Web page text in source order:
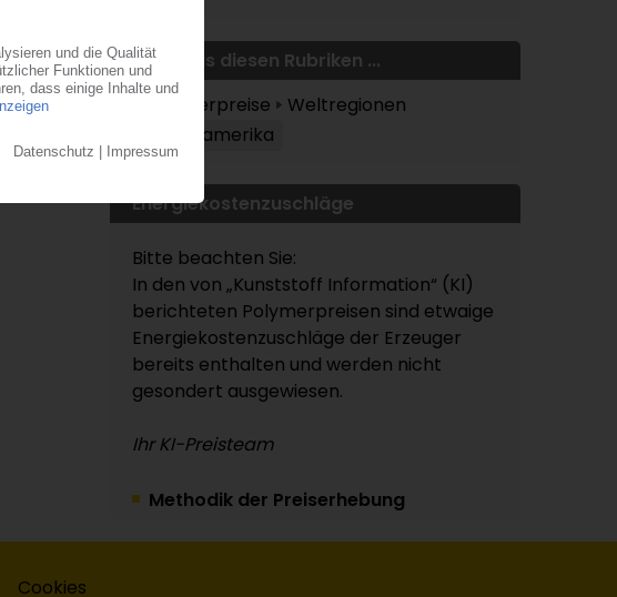
Mehr aus diesen Rubriken ...
Polymerpreise
Weltregionen
Nordamerika
Energiekostenzuschläge
Bitte beachten Sie:
In den von „Kunststoff Information“ (KI)
berichteten Polymerpreisen sind etwaige
Energiekostenzuschläge der Erzeuger
bereits enthalten und werden nicht
gesondert ausgewiesen.
Ihr KI-Preisteam
Methodik der Preiserhebung
Cookies